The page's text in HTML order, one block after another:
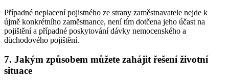
Případné neplacení pojistného ze strany zaměstnavatele nejde k
újmě konkrétního zaměstnance, není tím dotčena jeho účast na
pojištění a případné poskytování dávky nemocenského a
důchodového pojištění.
7. Jakým způsobem můžete zahájit řešení životní
situace